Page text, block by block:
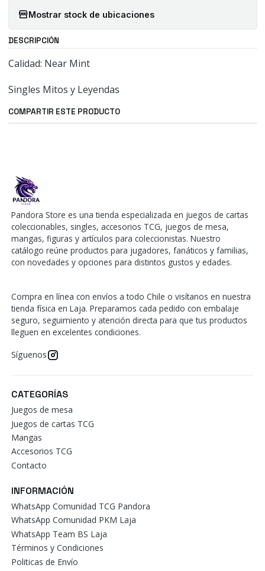
Mostrar stock de ubicaciones
DESCRIPCIÓN
Calidad: Near Mint
Singles Mitos y Leyendas
COMPARTIR ESTE PRODUCTO
Pandora Store es una tienda especializada en juegos de cartas
coleccionables, singles, accesorios TCG, juegos de mesa,
mangas, figuras y artículos para coleccionistas. Nuestro
catálogo reúne productos para jugadores, fanáticos y familias,
con novedades y opciones para distintos gustos y edades.
Compra en línea con envíos a todo Chile o visítanos en nuestra
tienda física en Laja. Preparamos cada pedido con embalaje
seguro, seguimiento y atención directa para que tus productos
lleguen en excelentes condiciones.
Síguenos
CATEGORÍAS
Juegos de mesa
Juegos de cartas TCG
Mangas
Accesorios TCG
Contacto
INFORMACIÓN
WhatsApp Comunidad TCG Pandora
WhatsApp Comunidad PKM Laja
WhatsApp Team BS Laja
Términos y Condiciones
Politicas de Envío